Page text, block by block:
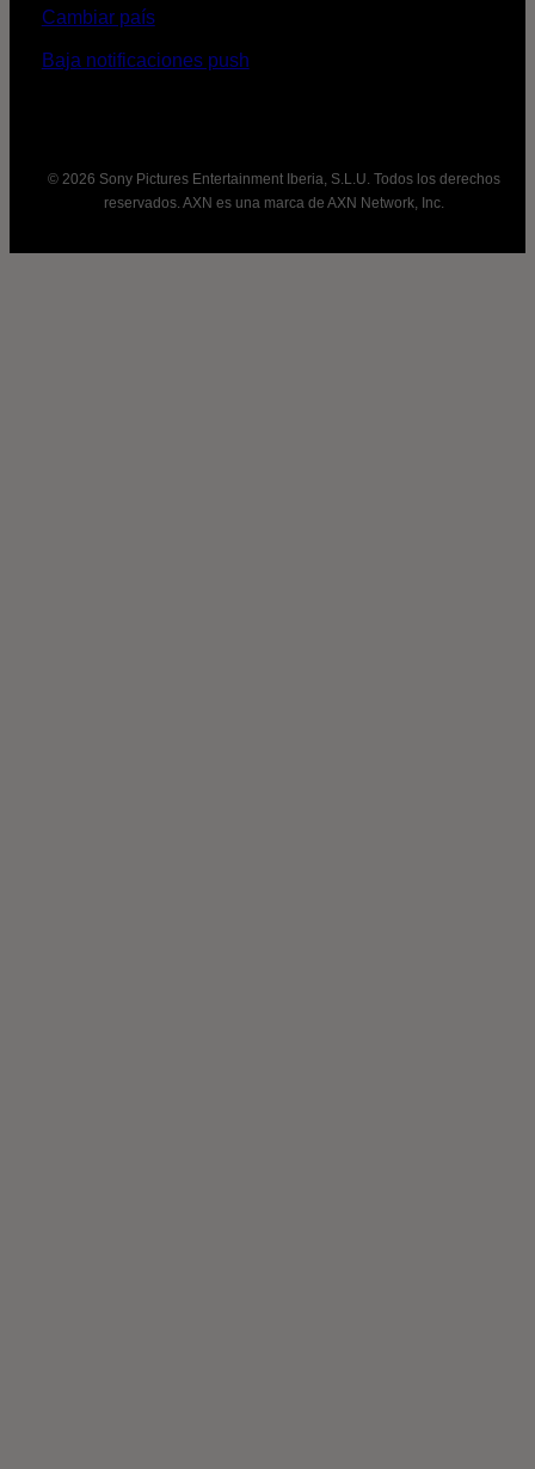
Cambiar país
Baja notificaciones push
© 2026 Sony Pictures Entertainment Iberia, S.L.U. Todos los derechos
reservados. AXN es una marca de AXN Network, Inc.